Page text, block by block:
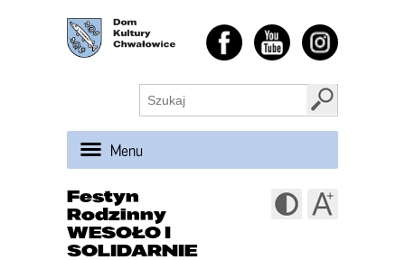
Menu
Festyn
Rodzinny
WESOŁO I
SOLIDARNIE